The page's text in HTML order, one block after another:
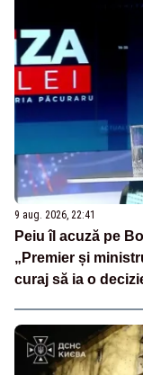
9 aug. 2026, 22:41
Peiu îl acuză pe
„Premier și
curaj să ia o